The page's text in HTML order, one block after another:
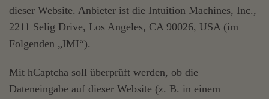
dieser Website. Anbieter ist die Intuition Machines, Inc.,
2211 Selig Drive, Los Angeles, CA 90026, USA (im
Folgenden „IMI“).
Mit hCaptcha soll überprüft werden, ob die
Dateneingabe auf dieser Website (z. B. in einem